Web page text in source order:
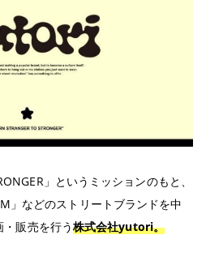
」というミッションのもと、
」などのストリートブランドを中
販売を行う株式会社yutori。